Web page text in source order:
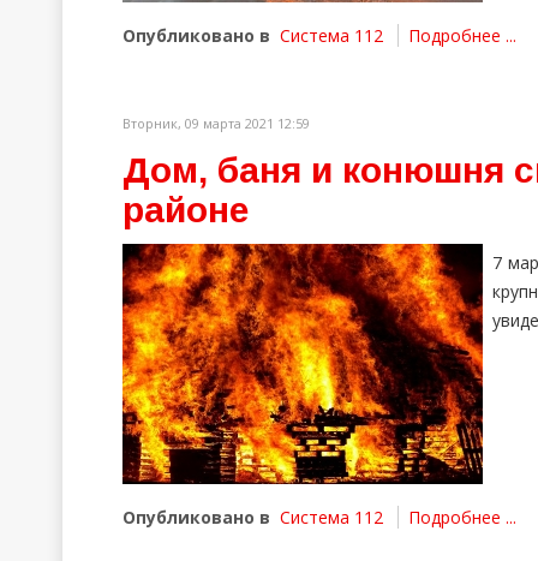
Опубликовано в Система 112 Подробнее ...
Вторник, 09 марта 2021 12:59
Дом, баня и конюшня
районе
7
Опубликовано в Система 112 Подробнее ...